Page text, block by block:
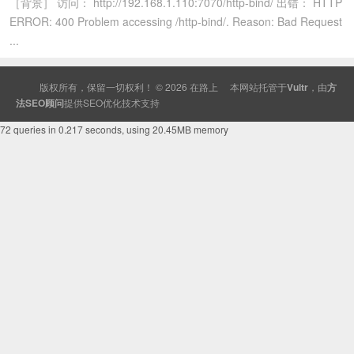
ERROR: 400 Problem accessing /http-bind/. Reason: Bad Request
...
版权所有，保留一切权利！ © 2026 在路上 本网站托管于Vultr ，由方
法SEO顾问提供SEO优化技术支持
72 queries in 0.217 seconds, using 20.45MB memory